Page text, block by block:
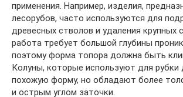
применения. Например, изделия,
лесорубов, часто используются для
древесных стволов и удаления крупных
работа требует большой глубины
поэтому форма топора должна быть
Колуны, которые используют для
похожую форму, но обладают более
и острым углом заточки.